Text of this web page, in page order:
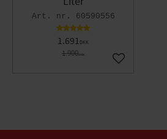
60590556
1.691DKK
1.900DKK
Gem som